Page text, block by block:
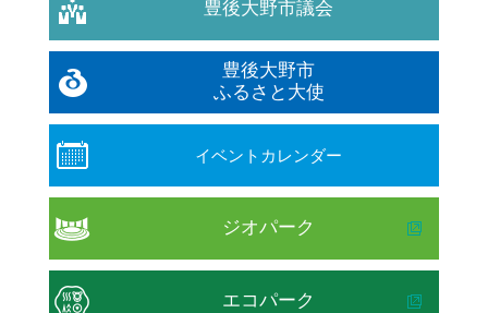
豊後大野市議会
豊後大野市
ふるさと大使
イベントカレンダー
ジオパーク
エコパーク